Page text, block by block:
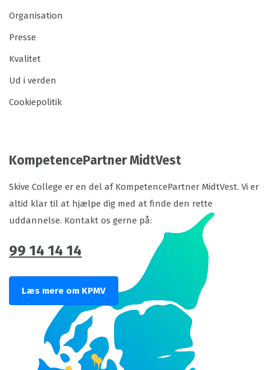
Organisation
Presse
Kvalitet
Ud i verden
Cookiepolitik
KompetencePartner MidtVest
Skive College er en del af KompetencePartner MidtVest. Vi er
altid klar til at hjælpe dig med at finde den rette
uddannelse. Kontakt os gerne på:
99 14 14 14
Læs mere om KPMV